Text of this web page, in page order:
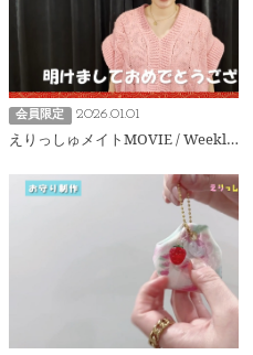
会員限定 2026.01.01
えりっしゅメイトMOVIE / Weekly207